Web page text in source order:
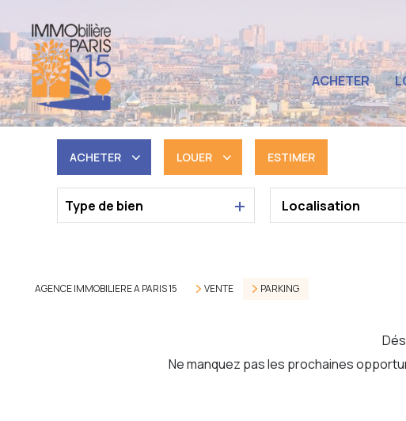
ACHETER
ACHETER
De l'ancien
LOUER
à l'année
ESTIMER
Type de bien
AGENCE IMMOBILIERE A PARIS 15 VENTE PARKING
Ne manquez pas les prochaines